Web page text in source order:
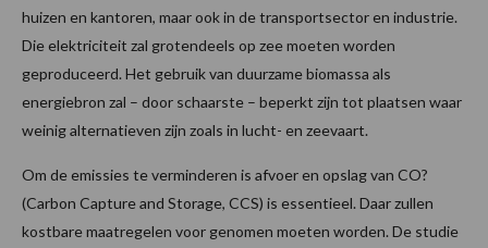
huizen en kantoren, maar ook in de transportsector en industrie.
Die elektriciteit zal grotendeels op zee moeten worden
geproduceerd. Het gebruik van duurzame biomassa als
energiebron zal – door schaarste – beperkt zijn tot plaatsen waar
weinig alternatieven zijn zoals in lucht- en zeevaart.
Om de emissies te verminderen is afvoer en opslag van CO?
(Carbon Capture and Storage, CCS) is essentieel. Daar zullen
kostbare maatregelen voor genomen moeten worden. De studie